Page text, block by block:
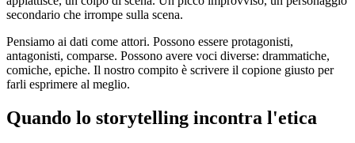
secondario che irrompe sulla scena.
Pensiamo ai dati come attori. Possono essere protagonisti,
antagonisti, comparse. Possono avere voci diverse: drammatiche,
comiche, epiche. Il nostro compito è scrivere il copione giusto per
farli esprimere al meglio.
Quando lo storytelling incontra l'etica